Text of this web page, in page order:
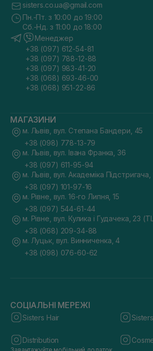
sisters.co.ua@gmail.com
Пн.-Пт. з 10:00 до 19:00
Сб.-Нд. з 11:00 до 18:00
Менеджер
+38 (097) 612-54-81
+38 (097) 788-12-88
+38 (097) 983-41-20
+38 (068) 693-46-00
+38 (068) 951-22-86
МАГАЗИНИ
м. Львів, вул. Степана Бандери, 45
+38 (098) 778-13-79
м. Львів, вул. Івана Франка, 36
+38 (097) 611-95-94
м. Львів, вул. Академіка
+38 (097) 101-97-16
м. Рівне, вул. 16-го Липня, 15
+38 (097) 544-61-44
м. Рівне, вул. Кулика і Гудачека, 23
+38 (068) 209-34-88
м. Луцьк, вул. Винниченка, 4
+38 (098) 076-60-62
СОЦІАЛЬНІ МЕРЕЖІ
Sisters Hair
Distribution